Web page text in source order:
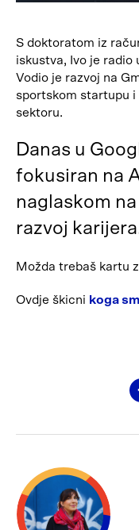
S doktoratom iz
iskustva, Ivo je radio
Vodio je razvoj na
sportskom startupu
sektoru.
Danas u
fokusiran na
naglaskom
razvoj
Možda trebaš kartu
Ovdje škicni koga